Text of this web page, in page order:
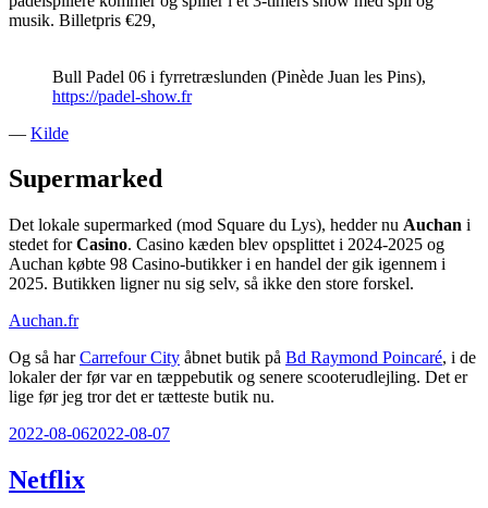
musik. Billetpris €29,
Bull Padel 06 i fyrretræslunden (Pinède Juan les Pins),
https://padel-show.fr
— Kilde
Supermarked
Det lokale supermarked (mod Square du Lys), hedder nu Auchan i
stedet forCasino. Casino kæden blev opsplittet i 2024-2025 og
Auchan købte 98 Casino-butikker i en handel der gik igennem i
2025. Butikken ligner nu sig selv, så ikke den store forskel.
Auchan.fr
Og så harCarrefour City åbnet butik på Bd Raymond Poincaré, i de
lokaler der før var en tæppebutik og senere scooterudlejling. Det er
lige før jeg tror det er tætteste butik nu.
Udgivet
2022-08-062022-08-07
Netflix